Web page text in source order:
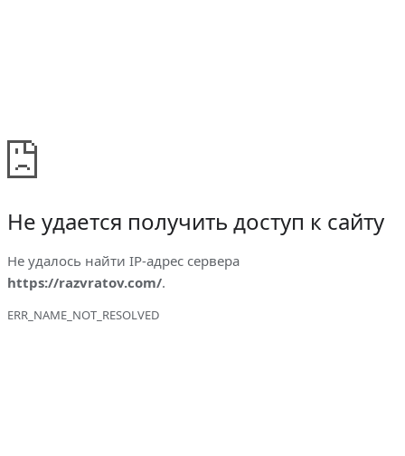
Не удается получить доступ к сайту
Не удалось найти IP-адрес сервера
https://razvratov.com/.
ERR_NAME_NOT_RESOLVED